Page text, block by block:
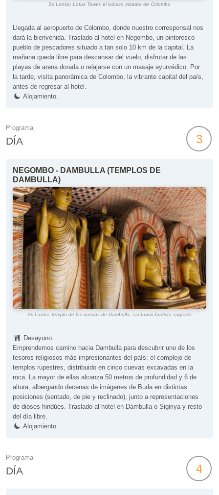
Sri Lanka: Lotus Tower, el icónico mirador de Colombo
Llegada al aeropuerto de Colombo, donde nuestro corresponsal nos
dará la bienvenida. Traslado al hotel en Negombo, un pintoresco
pueblo de pescadores situado a tan solo 10 km de la capital. La
mañana queda libre para descansar del vuelo, disfrutar de las
playas de arena dorada o relajarse con un masaje ayurvédico. Por
la tarde, visita panorámica de Colombo, la vibrante capital del país,
antes de regresar al hotel.
Alojamiento.
Programa
DÍA 3
NEGOMBO - DAMBULLA (TEMPLOS DE
DAMBULLA)
Sri Lanka: templo de las cuevas de Dambulla, santuario budista sagrado
Desayuno.
Emprendemos camino hacia Dambulla para descubrir uno de los
tesoros religiosos más impresionantes del país: el complejo de
templos rupestres, distribuido en cinco cuevas excavadas en la
roca. La mayor de ellas alcanza 50 metros de profundidad y 6 de
altura, albergando decenas de imágenes de Buda en distintas
posiciones (sentado, de pie y reclinado), junto a representaciones
de dioses hindúes. Traslado al hotel en Dambulla o Sigiriya y resto
del día libre.
Alojamiento.
Programa
DÍA 4